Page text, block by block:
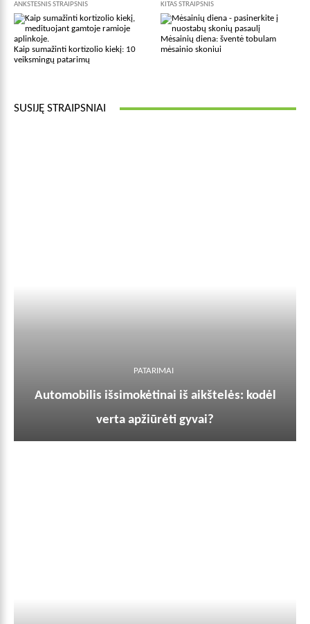
ANKSTESNIS STRAIPSNIS
Kaip sumažinti kortizolio kiekį: 10
veiksmingų patarimų
KITAS STRAIPSNIS
Mėsainių diena: šventė tobulam
mėsainio skoniui
SUSIJĘ STRAIPSNIAI
PATARIMAI
Automobilis išsimokėtinai iš aikštelės: kodėl
verta apžiūrėti gyvai?